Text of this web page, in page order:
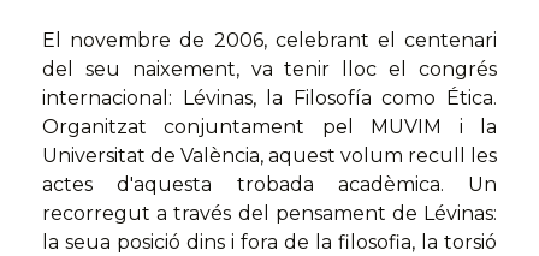
El novembre de 2006, celebrant el centenari
del seu naixement, va tenir lloc el congrés
internacional: Lévinas, la Filosofía como Ética.
Organitzat conjuntament pel MUVIM i la
Universitat de València, aquest volum recull les
actes d'aquesta trobada acadèmica. Un
recorregut a través del pensament de Lévinas:
la seua posició dins i fora de la filosofia, la torsió